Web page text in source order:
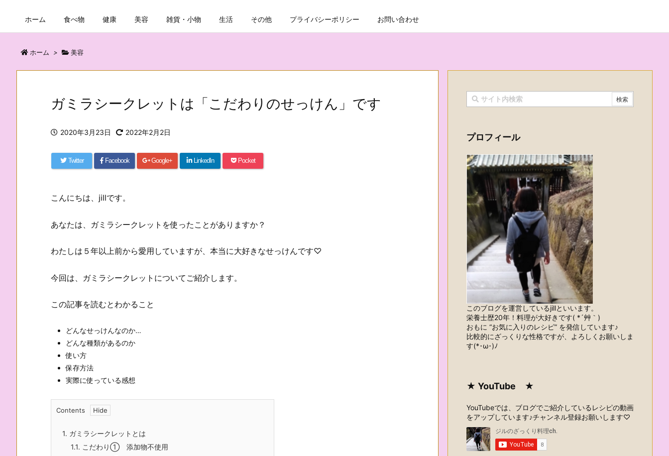
ホーム 食べ物 健康 美容 雑貨・小物 生活 その他 プライバシーポリシー お問い合わせ
ホーム > 美容
ガミラシークレットは「こだわりのせっけん」です
2020年3月23日 2022年2月2日
Twitter Facebook Google+ LinkedIn Pocket
こんにちは、jillです。
あなたは、ガミラシークレットを使ったことがありますか？
わたしは５年以上前から愛用していますが、本当に大好きなせっけんです♡
今回は、ガミラシークレットについてご紹介します。
この記事を読むとわかること
どんなせっけんなのか…
どんな種類があるのか
使い方
保存方法
実際に使っている感想
Contents
1. ガミラシークレットとは
1.1. こだわり① 添加物不使用
プロフィール
このブログを運営しているjillといいます。
栄養士歴20年！料理が大好きです( *´艸｀)
おもに “お気に入りのレシピ” を発信しています♪
比較的にざっくりな性格ですが、よろしくお願いしま
す(*･ω･)ﾉ
★ YouTube ★
YouTubeでは、ブログでご紹介しているレシピの動画
をアップしています♪チャンネル登録お願いします♡